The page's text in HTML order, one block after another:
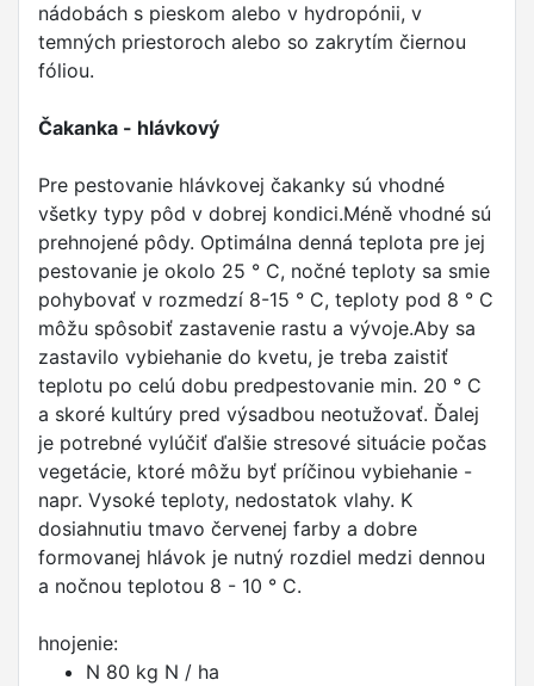
nádobách s pieskom alebo v hydropónii, v
temných priestoroch alebo so zakrytím čiernou
fóliou.
Čakanka - hlávkový
Pre pestovanie hlávkovej čakanky sú vhodné
všetky typy pôd v dobrej kondici.Méně vhodné sú
prehnojené pôdy. Optimálna denná teplota pre jej
pestovanie je okolo 25 ° C, nočné teploty sa smie
pohybovať v rozmedzí 8-15 ° C, teploty pod 8 ° C
môžu spôsobiť zastavenie rastu a vývoje.Aby sa
zastavilo vybiehanie do kvetu, je treba zaistiť
teplotu po celú dobu predpestovanie min. 20 ° C
a skoré kultúry pred výsadbou neotužovať. Ďalej
je potrebné vylúčiť ďalšie stresové situácie počas
vegetácie, ktoré môžu byť príčinou vybiehanie -
napr. Vysoké teploty, nedostatok vlahy. K
dosiahnutiu tmavo červenej farby a dobre
formovanej hlávok je nutný rozdiel medzi dennou
a nočnou teplotou 8 - 10 ° C.
hnojenie:
N 80 kg N / ha